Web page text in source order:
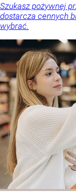
Szukasz pożywnej
dostarcza cennych
wybrać.